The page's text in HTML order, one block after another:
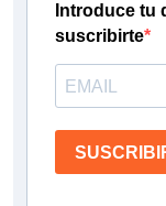
Introduce tu
suscribirte